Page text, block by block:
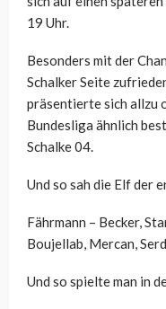
19 Uhr.
Besonders mit der
Schalker Seite
präsentierte sich allzu
Bundesliga ähnlich
Schalke 04.
Und so sah die Elf der
Fährmann – Becker,
Boujellab, Mercan,
Und so spielte man in